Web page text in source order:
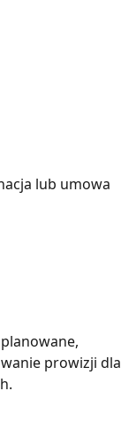
lub umowa
prowizji dla